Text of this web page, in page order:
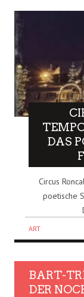
DAS
Circus
poetische
ART
BART-
DER